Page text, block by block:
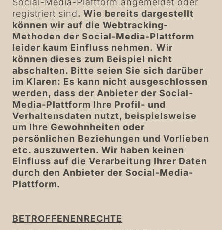
Social-Media-Plattform angemeldet oder
registriert sind. Wie bereits dargestellt
können wir auf die Webtracking-
Methoden der Social-Media-Plattform
leider kaum Einfluss nehmen. Wir
können dieses zum Beispiel nicht
abschalten. Bitte seien Sie sich darüber
im Klaren: Es kann nicht ausgeschlossen
werden, dass der Anbieter der Social-
Media-Plattform Ihre Profil- und
Verhaltensdaten nutzt, beispielsweise
um Ihre Gewohnheiten oder
persönlichen Beziehungen und Vorlieben
etc. auszuwerten. Wir haben keinen
Einfluss auf die Verarbeitung Ihrer Daten
durch den Anbieter der Social-Media-
Plattform.
BETROFFENENRECHTE